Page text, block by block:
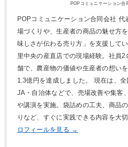
POPコミュニケーション合
POPコミュニケーション合同会社 代
場づくりや、生産者の商品の魅せ方
味しさが伝わる売り方」を支援して
里中央の産直店での現場経験。社員
舗で、農産物の価値や生産者の想い
1.3億円を達成しました。 現在は、全
JA・自治体などで、売場改善や集客
や講演を実施。袋詰めの工夫、商品
りなど、すぐに実践できる内容を大
ロフィールを見る →